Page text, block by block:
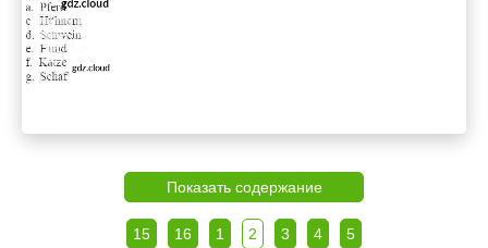
Показать содержание
15 16 1 2 3 4 5